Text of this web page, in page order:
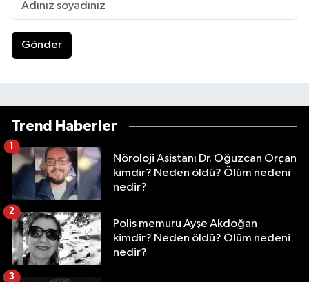
Gönder
Trend Haberler
Nöroloji Asistanı Dr. Oğuzcan Orçan
kimdir? Neden öldü? Ölüm nedeni
nedir?
1
Polis memuru Ayşe Akdoğan
kimdir? Neden öldü? Ölüm nedeni
nedir?
2
3